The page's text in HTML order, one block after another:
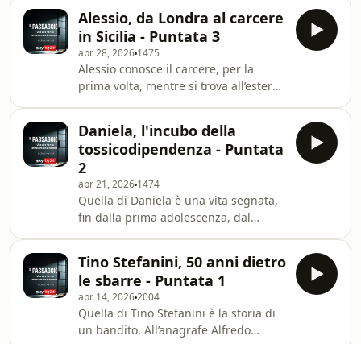
ha passato 33 anni in prigione. Ci è
voluto tutto questo tempo prima di
stabilire che era in realtà innocente.
Per quanto il suo caso sia clamoroso,
la sua non è una vicenda isolata.
Learn more about your ad choices.
Visit megaphone.fm/adchoices
Alessio, da Londra al carcere
in Sicilia - Puntata 3
apr 28, 2026 1475
Alessio conosce il carcere, per la
prima volta, mentre si trova all’estero.
receptionist in un hotel di Londra. La
giustizia italiana lo cerca: viene
spiccato un mandato di arresto
internazionale che lo porterà in
carcere nella capitale del Regno
Unito. Alessio sperimenterà poi la
detenzione nei penitenziari siciliani:
gli semb
Daniela, l'incubo della
tossicodipendenza - Puntata
2
apr 21, 2026 1474
Quella di Daniela è una vita segnata,
fin dalla prima adolescenza, dal
scappa di casa e inizia a vivere in
strada. In carcere, l'incubo della
tossicodipendenza si amplifica e
assume dimensioni traumatiche.
Learn more about your ad choices.
Tino Stefanini, 50 anni dietro
le sbarre - Puntata 1
apr 14, 20262004
Quella di Tino Stefanini è la storia di
un bandito. All’anagrafe Alfredo